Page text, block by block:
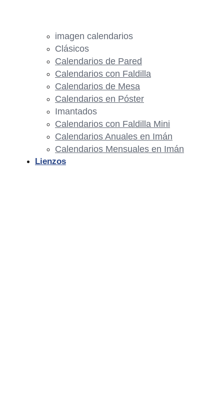
imagen calendarios
Clásicos
Calendarios de Pared
Calendarios con Faldilla
Calendarios de Mesa
Calendarios en Póster
Imantados
Calendarios con Faldilla Mini
Calendarios Anuales en Imán
Calendarios Mensuales en Imán
Lienzos